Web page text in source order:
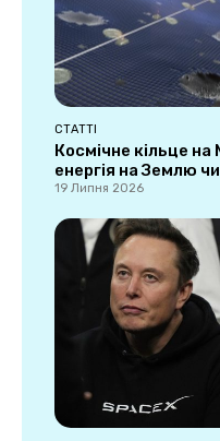
СТАТТІ
Космічне кільце на
енергія на Землю
19 Липня 2026